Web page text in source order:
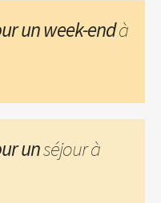
un week-endà
unséjour à